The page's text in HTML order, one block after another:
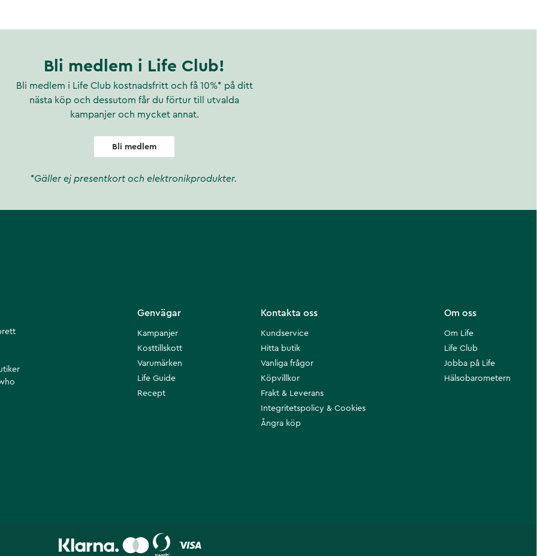
Bli medlem i Life Club!
Bli medlem i Life Club kostnadsfritt och få 10%* på ditt
nästa köp och dessutom får du förtur till utvalda
kampanjer och mycket annat.
Bli medlem
*Gäller ej presentkort och elektronikprodukter.
Om oss
Om Life
Life Club
Jobba på Life
Hälsobarometern
Kontakta oss
Kundservice
Hitta butik
Vanliga frågor
Köpvillkor
Frakt & Leverans
Integritetspolicy & Cookies
Ångra köp
Genvägar
Kampanjer
Kosttillskott
Varumärken
Life Guide
Recept